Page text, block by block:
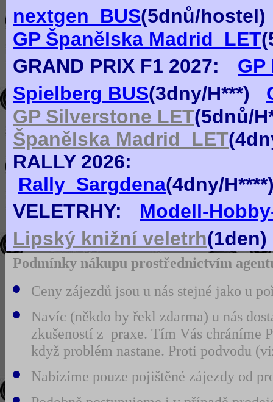
nextgen_BUS(5dnů/hostel)
GP Španělska Madrid_LET(
GRAND PRIX F1 2027:
GP
Spielberg BUS(3dny/H***)
GP Silverstone LET(5dnů/
Španělska Madrid_LET(4dn
RALLY 2026:
Rally_Sargdena(4dny/
VELETRHY:
Modell-
Lipský knižní veletrh(1den)
Podmínky nákupu prostřednictvím
Ceny zájezdů jsou u nás stejné jako u
Navíc (někdo by řekl zdarma) u nás
zkušeností z praxe. Tím Vás chráníme
když problém nastane. Proti podvodu
Nabízíme pouze pojištěné zájezdy od